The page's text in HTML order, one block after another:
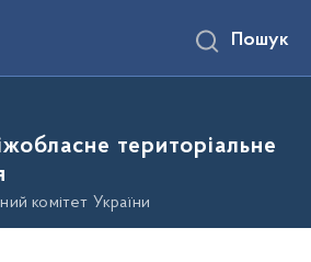
Пошук
територіальне
комітет України